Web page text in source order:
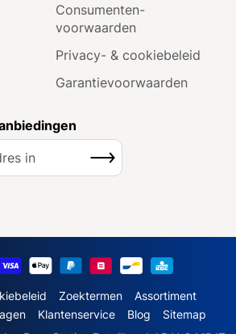
Consumenten­
voorwaarden
Privacy- & cookiebeleid
Garantie­voorwaarden
Inschrijven
Zoektermen
Assortiment
Klantenservice Blog
Sitemap